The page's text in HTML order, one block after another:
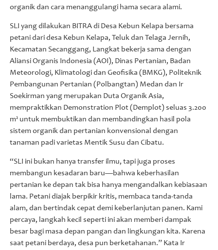
organik dan cara menanggulangi hama secara alami.
SLI yang dilakukan BITRA di Desa Kebun Kelapa bersama
petani dari desa Kebun Kelapa, Teluk dan Telaga Jernih,
Kecamatan Secanggang, Langkat bekerja sama dengan
Aliansi Organis Indonesia (AOI), Dinas Pertanian, Badan
Meteorologi, Klimatologi dan Geofisika (BMKG), Politeknik
Pembangunan Pertanian (Polbangtan) Medan dan Ir
Soekirman yang merupakan Duta Organik Asia,
mempraktikkan Demonstration Plot (Demplot) seluas 3.200
m² untuk membuktikan dan membandingkan hasil pola
sistem organik dan pertanian konvensional dengan
tanaman padi varietas Mentik Susu dan Cibatu.
“SLI ini bukan hanya transfer ilmu, tapi juga proses
membangun kesadaran baru—bahwa keberhasilan
pertanian ke depan tak bisa hanya mengandalkan kebiasaan
lama. Petani diajak berpikir kritis, membaca tanda-tanda
alam, dan bertindak cepat demi keberlanjutan panen. Kami
percaya, langkah kecil seperti ini akan memberi dampak
besar bagi masa depan pangan dan lingkungan kita. Karena
saat petani berdaya, desa pun berketahanan.” Kata Ir